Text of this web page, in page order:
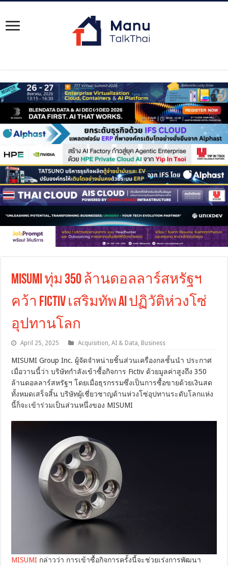
MISUMI ทุ่ม 350 ล้านดอลลาร์สหรัฐฯ
คว้า Fictiv เสริมทัพ AI ปฏิวัติห่วงโซ่
อุปทานโลก
April 25, 2025 Acquisition ,AI & Data Business
MISUMI Group Inc. ผู้จัดจำหน่ายชิ้นส่วนเครื่องกลชั้นนำ ประกาศ
เมื่อวานนี้ว่า บริษัทกำลังเข้าซื้อกิจการ Fictiv ด้วยมูลค่าสูงถึง 350
ล้านดอลลาร์สหรัฐฯ โดยเมื่อธุรกรรมซึ่งเป็นการซื้อขายด้วยเงินสด
ทั้งหมดเสร็จสิ้น บริษัทผู้เชี่ยวชาญด้านห่วงโซ่อุปทานระดับโลกแห่ง
นี้ก็จะเข้าร่วมเป็นส่วนหนึ่งของ MISUMI
MISUMI กล่าวว่า การเข้าซื้อกิจการครั้งนี้จะช่วยเร่งการพัฒนา